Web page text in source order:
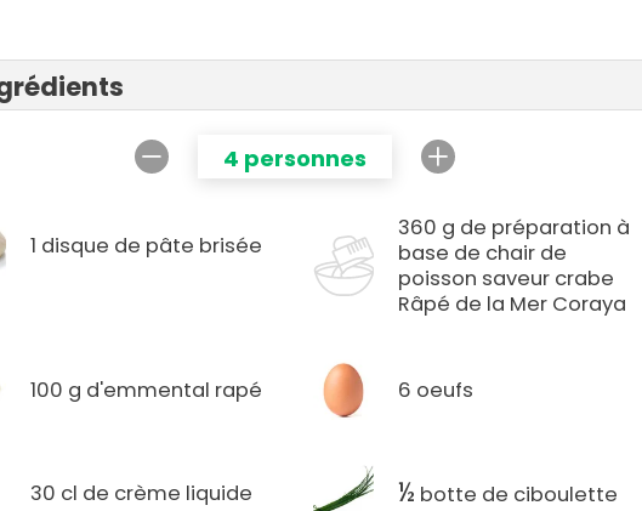
4 personnes
1 disque de pâte brisée
360 g de préparation à
base de chair de
poisson saveur crabe
Râpé de la Mer Coraya
100 g d'emmental rapé 6 oeufs
30 cl de crème liquide ½ botte de ciboulette